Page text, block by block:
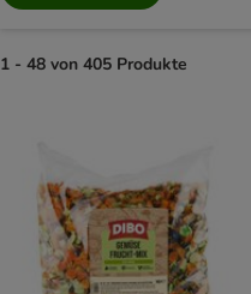
1 - 48 von 405 Produkte